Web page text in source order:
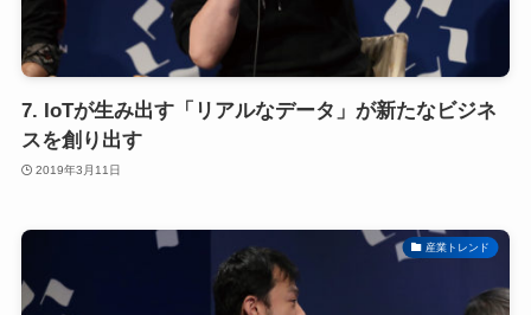
7. IoTが生み出す「リアルなデータ」が新たなビジネ
スを創り出す
2019年3月11日
産業トレンド